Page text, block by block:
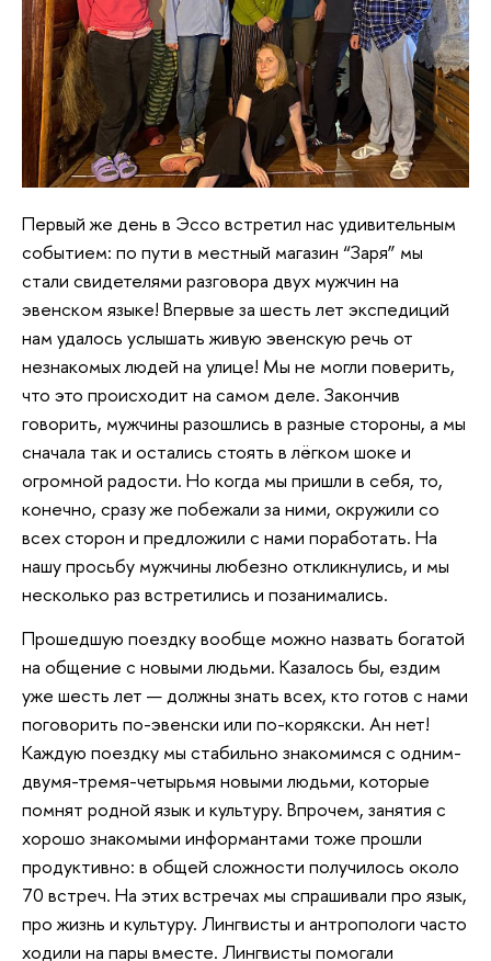
Первый же день в Эссо встретил нас удивительным
событием: по пути в местный магазин “Заря” мы
стали свидетелями разговора двух мужчин на
эвенском языке! Впервые за шесть лет экспедиций
нам удалось услышать живую эвенскую речь от
незнакомых людей на улице! Мы не могли поверить,
что это происходит на самом деле. Закончив
говорить, мужчины разошлись в разные стороны, а мы
сначала так и остались стоять в лёгком шоке и
огромной радости. Но когда мы пришли в себя, то,
конечно, сразу же побежали за ними, окружили со
всех сторон и предложили с нами поработать. На
нашу просьбу мужчины любезно откликнулись, и мы
несколько раз встретились и позанимались.
Прошедшую поездку вообще можно назвать богатой
на общение с новыми людьми. Казалось бы, ездим
уже шесть лет — должны знать всех, кто готов с нами
поговорить по-эвенски или по-корякски. Ан нет!
Каждую поездку мы стабильно знакомимся с одним-
двумя-тремя-четырьмя новыми людьми, которые
помнят родной язык и культуру. Впрочем, занятия с
хорошо знакомыми информантами тоже прошли
продуктивно: в общей сложности получилось около
70 встреч. На этих встречах мы спрашивали про язык,
про жизнь и культуру. Лингвисты и антропологи часто
ходили на пары вместе. Лингвисты помогали